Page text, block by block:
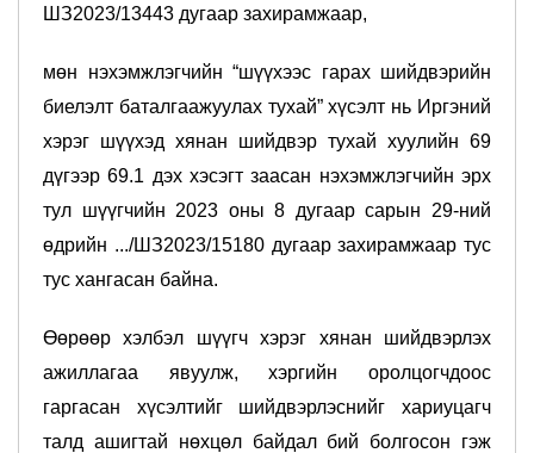
ШЗ2023/13443 дугаар захирамжаар,
мөн нэхэмжлэгчийн “шүүхээс гарах шийдвэрийн
биелэлт баталгаажуулах тухай” хүсэлт нь Иргэний
хэрэг шүүхэд хянан шийдвэр тухай хуулийн 69
дүгээр 69.1 дэх хэсэгт заасан нэхэмжлэгчийн эрх
тул шүүгчийн 2023 оны 8 дугаар сарын 29-ний
өдрийн .../ШЗ2023/15180 дугаар захирамжаар тус
тус хангасан байна.
Өөрөөр хэлбэл шүүгч хэрэг хянан шийдвэрлэх
ажиллагаа явуулж, хэргийн оролцогчдоос
гаргасан хүсэлтийг шийдвэрлэснийг хариуцагч
талд ашигтай нөхцөл байдал бий болгосон гэж